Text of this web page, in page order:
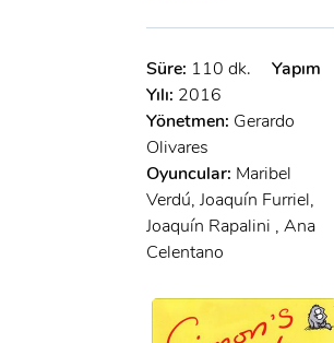
Süre: 110 dk.
Yapım
Yılı: 2016
Yönetmen: Gerardo
Olivares
Oyuncular: Maribel
Verdú, Joaquín Furriel,
Joaquín Rapalini , Ana
Celentano